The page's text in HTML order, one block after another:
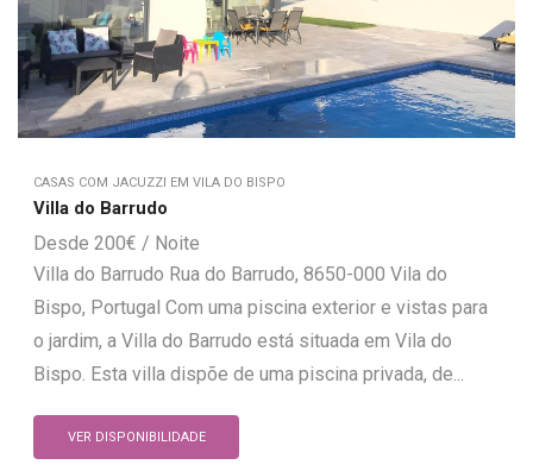
CASAS COM JACUZZI EM VILA DO BISPO
Villa do Barrudo
200€
Villa do Barrudo Rua do Barrudo, 8650-000 Vila do
Bispo, Portugal Com uma piscina exterior e vistas para
o jardim, a Villa do Barrudo está situada em Vila do
Bispo. Esta villa dispõe de uma piscina privada, de...
VER DISPONIBILIDADE